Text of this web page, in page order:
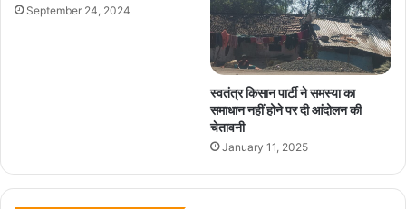
September 24, 2024
स्वतंत्र किसान पार्टी ने समस्या का
समाधान नहीं होने पर दी आंदोलन की
चेतावनी
January 11, 2025